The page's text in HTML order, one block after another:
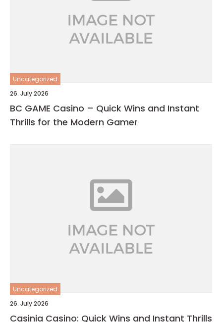
Uncategorized
26. July 2026
BC GAME Casino – Quick Wins and Instant
Thrills for the Modern Gamer
Uncategorized
26. July 2026
Casinia Casino: Quick Wins and Instant Thrills